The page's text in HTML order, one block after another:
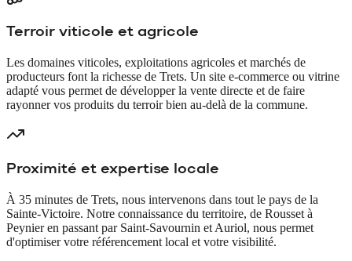
Terroir viticole et agricole
Les domaines viticoles, exploitations agricoles et marchés de
producteurs font la richesse de Trets. Un site e-commerce ou vitrine
adapté vous permet de développer la vente directe et de faire
rayonner vos produits du terroir bien au-delà de la commune.
Proximité et expertise locale
À 35 minutes de Trets, nous intervenons dans tout le pays de la
Sainte-Victoire. Notre connaissance du territoire, de Rousset à
Peynier en passant par Saint-Savournin et Auriol, nous permet
d'optimiser votre référencement local et votre visibilité.